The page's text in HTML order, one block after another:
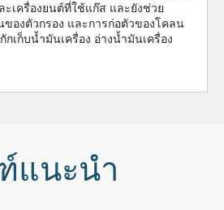
เครื่องยนต์ที่ใช้แก๊ส และยังช่วย
องตัวกรอง และการก่อตัวของโคลน
เก็บน้ำมันเครื่อง อ่างน้ำมันเครื่อง
แนะนำ